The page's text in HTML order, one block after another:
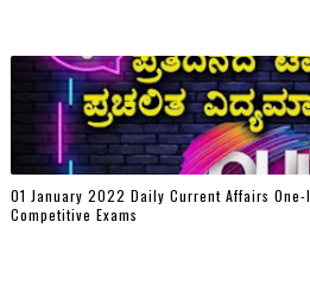
01 January 2022 Daily Current Affairs
Competitive Exams